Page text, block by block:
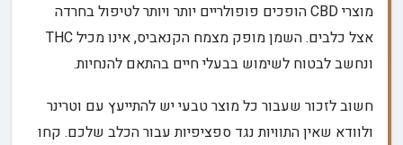
מוצרי CBD הופכים פופולריים יותר ויותר לטיפול בחרדה
אצל כלבים. השמן מופק מצמח הקנאביס, אינו מכיל THC
ונחשב לבטוח לשימוש בבעלי חיים בהתאם להנחיות.
חשוב לזכור שעבור כל מוצר טבעי יש להתייעץ עם וטרינר
ולוודא שאין התוויות נגד ספציפיות עבור הכלב שלכם. קחו